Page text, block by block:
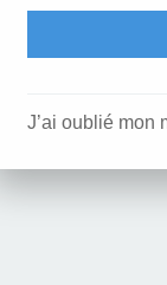
J’ai oublié mon